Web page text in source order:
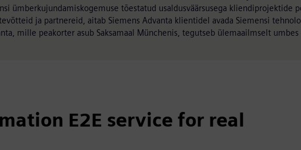
ümberkujundamiskogemuse tõestatud usaldusväärsusega kliendiprojektide
ja partnereid, aitab Siemens Advanta klientidel avada Siemensi
mille peakorter asub Saksamaal Münchenis, tegutseb ülemaailmselt
E2E service for real